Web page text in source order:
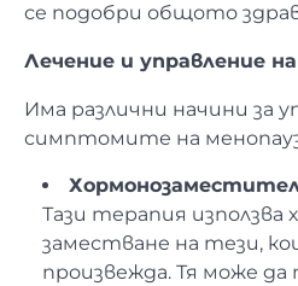
се подобри общото
Лечение и управление
Има различни начини за
симптомите на
Тази терапия използва
заместване на тези,
произвежда. Тя може да